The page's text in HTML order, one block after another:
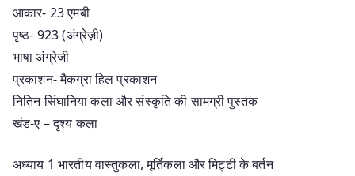
आकार- 23 एमबी
पृष्ठ- 923 (अंग्रेज़ी)
भाषा अंग्रेजी
प्रकाशन- मैकग्रा हिल प्रकाशन
नितिन सिंघानिया कला और संस्कृति की सामग्री पुस्तक
खंड-ए – दृश्य कला
अध्याय 1 भारतीय वास्तुकला, मूर्तिकला और मिट्टी के बर्तन